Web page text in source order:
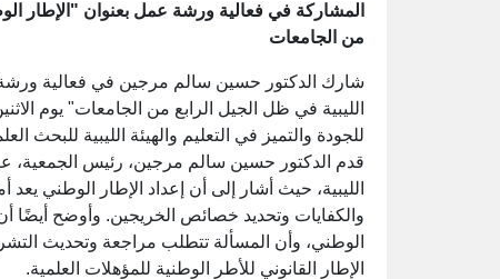
المشاركة في فعالية ورشة عمل بعنوان "الإطار
من الجامعات
شارك الدكتور حسين سالم مرجين في فعالية ورشة
للجودة والتميز في التعليم والهيئة الليبية
قدم الدكتور حسين سالم مرجين، رئيس الجمعية،
الليبية، حيث أشار إلى أن إعداد الإطار الوطني يعد
والكفايات وتحديد خصائص الخريجين. وأوضح أيضًا أن
الوطني، وأن المسألة تتطلب مراجعة وتحديث
الإطار القانوني للأطر الوطنية للمؤهلات العلمية.